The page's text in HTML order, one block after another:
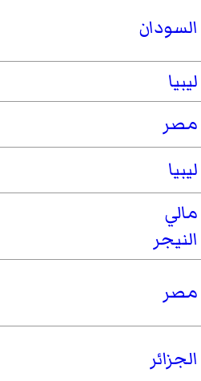
السودان
ليبيا
مصر
ليبيا
مالي
النيجر
مصر
الجزائر